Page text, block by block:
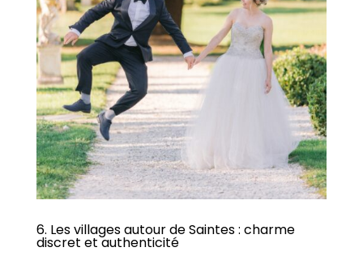
6. Les villages autour de Saintes : charme
discret et authenticité